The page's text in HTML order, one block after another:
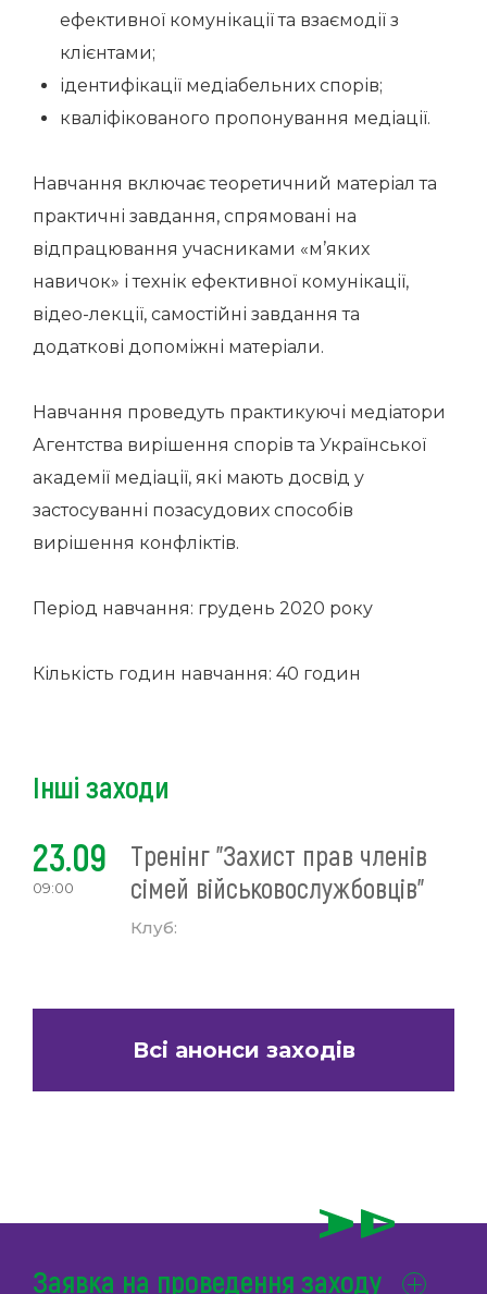
ефективної комунікації та взаємодії з
клієнтами;
ідентифікації медіабельних спорів;
кваліфікованого пропонування медіації.
Навчання включає теоретичний матеріал та
практичні завдання, спрямовані на
відпрацювання учасниками «м’яких
навичок» і технік ефективної комунікації,
відео-лекції, самостійні завдання та
додаткові допоміжні матеріали.
Навчання проведуть практикуючі медіатори
Агентства вирішення спорів та Української
академії медіації, які мають досвід у
застосуванні позасудових способів
вирішення конфліктів.
Період навчання: грудень 2020 року
Кількість годин навчання: 40 годин
Інші заходи
23.09
09:00
Тренінг "Захист прав членів
сімей військовослужбовців"
Клуб:
Всі анонси заходів
Заявка на проведення заходу